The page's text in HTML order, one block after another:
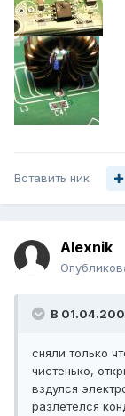
Вставить ник
Alexnik
В
сняли только
чистенько,
вздулся
разлетелся